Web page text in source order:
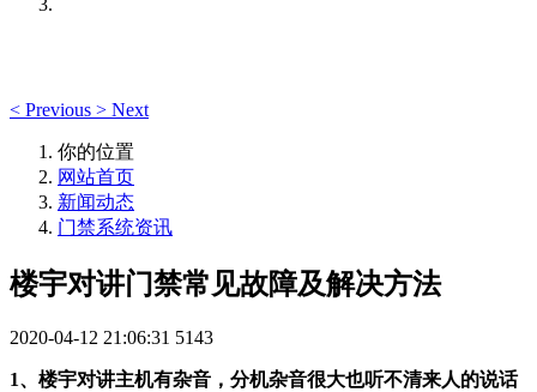
< Previous > Next
你的位置
网站首页
新闻动态
门禁系统资讯
楼宇对讲门禁常见故障及解决方法
2020-04-12 21:06:31 5143
1、楼宇对讲主机有杂音，分机杂音很大也听不清来人的说话